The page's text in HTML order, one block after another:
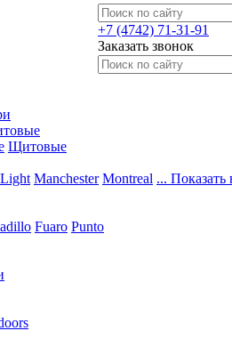
+7 (4742) 71-31-91
Заказать звонок
Щитовые
Light Manchester Montreal ... Показать
Fuaro Punto